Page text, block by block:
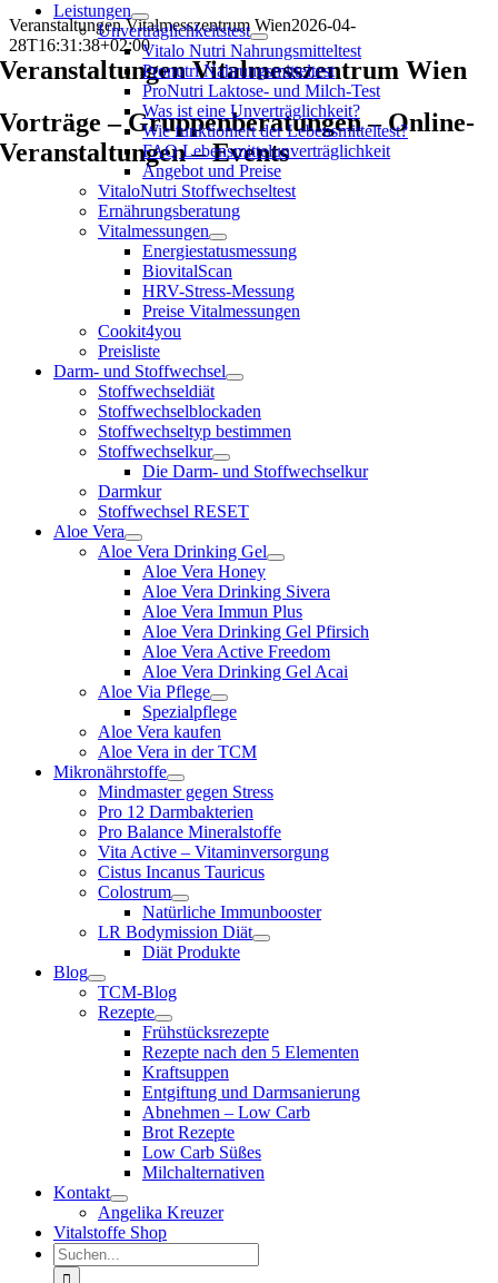
Leistungen
Unverträglichkeitstest
Vitalo Nutri Nahrungsmitteltest
Pronutri Nahrungsmitteltest
ProNutri Laktose- und Milch-Test
Was ist eine Unverträglichkeit?
Wie funktioniert der Lebensmitteltest?
FAQ Lebensmittelunverträglichkeit
Angebot und Preise
VitaloNutri Stoffwechseltest
Ernährungsberatung
Vitalmessungen
Energiestatusmessung
BiovitalScan
HRV-Stress-Messung
Preise Vitalmessungen
Cookit4you
Preisliste
Darm- und Stoffwechsel
Stoffwechseldiät
Stoffwechselblockaden
Stoffwechseltyp bestimmen
Stoffwechselkur
Die Darm- und Stoffwechselkur
Darmkur
Stoffwechsel RESET
Aloe Vera
Aloe Vera Drinking Gel
Aloe Vera Honey
Aloe Vera Drinking Sivera
Aloe Vera Immun Plus
Aloe Vera Drinking Gel Pfirsich
Aloe Vera Active Freedom
Aloe Vera Drinking Gel Acai
Aloe Via Pflege
Spezialpflege
Aloe Vera kaufen
Aloe Vera in der TCM
Mikronährstoffe
Mindmaster gegen Stress
Pro 12 Darmbakterien
Pro Balance Mineralstoffe
Vita Active – Vitaminversorgung
Cistus Incanus Tauricus
Colostrum
Natürliche Immunbooster
LR Bodymission Diät
Diät Produkte
Blog
TCM-Blog
Rezepte
Frühstücksrezepte
Rezepte nach den 5 Elementen
Kraftsuppen
Entgiftung und Darmsanierung
Abnehmen – Low Carb
Brot Rezepte
Low Carb Süßes
Milchalternativen
Kontakt
Angelika Kreuzer
Vitalstoffe Shop
Suche
nach:
Veranstaltungen Vitalmesszentrum Wien2026-04-
28T16:31:38+02:00
Veranstaltungen Vitalmesszentrum Wien
Vorträge – Gruppenberatungen – Online-
Veranstaltungen – Events